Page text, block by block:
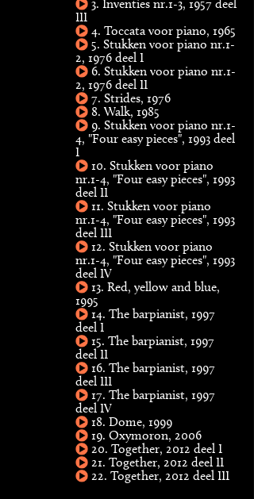
3. Inventies nr.1-3, 1957 deel
III
4. Toccata voor piano, 1965
5. Stukken voor piano nr.1-
2, 1976 deel I
6. Stukken voor piano nr.1-
2, 1976 deel II
7. Strides, 1976
8. Walk, 1985
9. Stukken voor piano nr.1-
4, "Four easy pieces", 1993 deel
I
10. Stukken voor piano
nr.1-4, "Four easy pieces", 1993
deel II
11. Stukken voor piano
nr.1-4, "Four easy pieces", 1993
deel III
12. Stukken voor piano
nr.1-4, "Four easy pieces", 1993
deel IV
13. Red, yellow and blue,
1995
14. The barpianist, 1997
deel I
15. The barpianist, 1997
deel II
16. The barpianist, 1997
deel III
17. The barpianist, 1997
deel IV
18. Dome, 1999
19. Oxymoron, 2006
20. Together, 2012 deel I
21. Together, 2012 deel II
22. Together, 2012 deel III